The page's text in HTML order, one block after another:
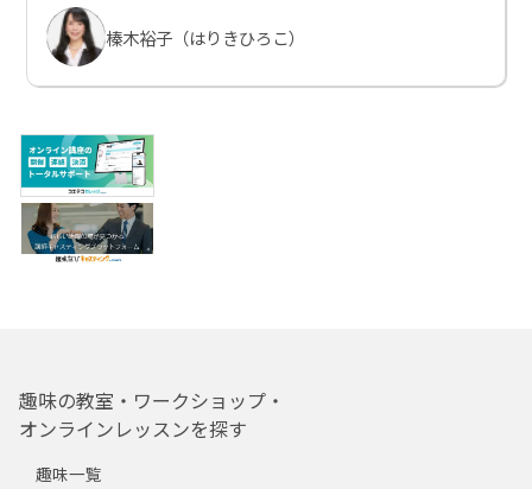
榛木裕子（はりきひろこ）
趣味の教室・ワークショップ・
オンラインレッスンを探す
趣味一覧